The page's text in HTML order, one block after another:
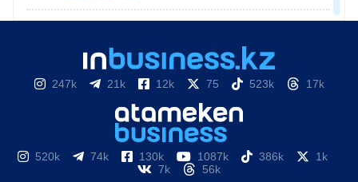
247k 21k 12k 75 523k 17k
520k 74k 130k 1087k 386k
1k
7k
56k